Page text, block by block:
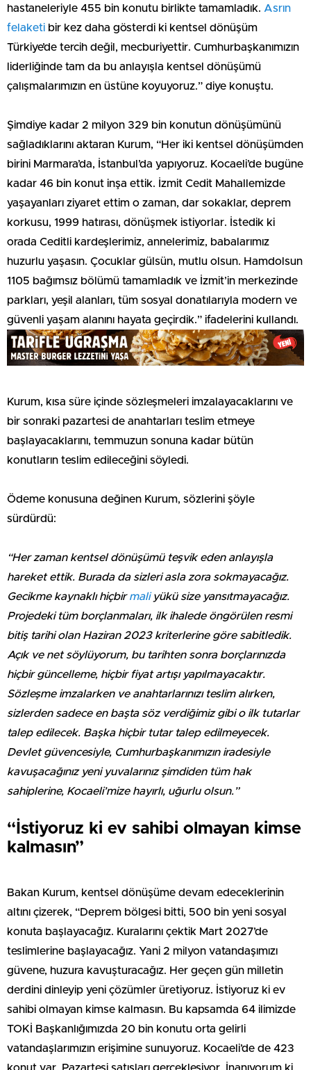
hastaneleriyle 455 bin konutu birlikte tamamladık. Asrın
felaketi bir kez daha gösterdi ki kentsel dönüşüm
Türkiye’de tercih değil, mecburiyettir. Cumhurbaşkanımızın
liderliğinde tam da bu anlayışla kentsel dönüşümü
çalışmalarımızın en üstüne koyuyoruz.” diye konuştu.
Şimdiye kadar 2 milyon 329 bin konutun dönüşümünü
sağladıklarını aktaran Kurum, “Her iki kentsel dönüşümden
birini Marmara’da, İstanbul’da yapıyoruz. Kocaeli’de bugüne
kadar 46 bin konut inşa ettik. İzmit Cedit Mahallemizde
yaşayanları ziyaret ettim o zaman, dar sokaklar, deprem
korkusu, 1999 hatırası, dönüşmek istiyorlar. İstedik ki
orada Ceditli kardeşlerimiz, annelerimiz, babalarımız
huzurlu yaşasın. Çocuklar gülsün, mutlu olsun. Hamdolsun
1105 bağımsız bölümü tamamladık ve İzmit’in merkezinde
parkları, yeşil alanları, tüm sosyal donatılarıyla modern ve
güvenli yaşam alanını hayata geçirdik.” ifadelerini kullandı.
Kurum, kısa süre içinde sözleşmeleri imzalayacaklarını ve
bir sonraki pazartesi de anahtarları teslim etmeye
başlayacaklarını, temmuzun sonuna kadar bütün
konutların teslim edileceğini söyledi.
Ödeme konusuna değinen Kurum, sözlerini şöyle
sürdürdü:
“Her zaman kentsel dönüşümü teşvik eden anlayışla
hareket ettik. Burada da sizleri asla zora sokmayacağız.
Gecikme kaynaklı hiçbirmaliyükü size yansıtmayacağız.
Projedeki tüm borçlanmaları, ilk ihalede öngörülen resmi
bitiş tarihi olan Haziran 2023 kriterlerine göre sabitledik.
Açık ve net söylüyorum, bu tarihten sonra borçlarınızda
hiçbir güncelleme, hiçbir fiyat artışı yapılmayacaktır.
Sözleşme imzalarken ve anahtarlarınızı teslim alırken,
sizlerden sadece en başta söz verdiğimiz gibi o ilk tutarlar
talep edilecek. Başka hiçbir tutar talep edilmeyecek.
Devlet güvencesiyle, Cumhurbaşkanımızın iradesiyle
kavuşacağınız yeni yuvalarınız şimdiden tüm hak
sahiplerine, Kocaeli’mize hayırlı, uğurlu olsun.”
“İstiyoruz ki ev sahibi olmayan kimse
kalmasın”
Bakan Kurum, kentsel dönüşüme devam edeceklerinin
altını çizerek, “Deprem bölgesi bitti, 500 bin yeni sosyal
konuta başlayacağız. Kuralarını çektik Mart 2027’de
teslimlerine başlayacağız. Yani 2 milyon vatandaşımızı
güvene, huzura kavuşturacağız. Her geçen gün milletin
derdini dinleyip yeni çözümler üretiyoruz. İstiyoruz ki ev
sahibi olmayan kimse kalmasın. Bu kapsamda 64 ilimizde
TOKİ Başkanlığımızda 20 bin konutu orta gelirli
vatandaşlarımızın erişimine sunuyoruz. Kocaeli’de de 423
konut var. Pazartesi satışları gerçekleşiyor. İnanıyorum ki